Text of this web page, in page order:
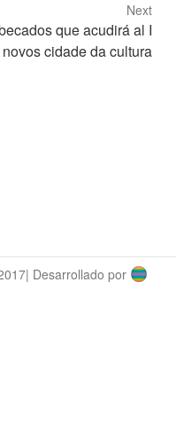
Next
que acudirá al I
cidade da cultura
Desarrollado por